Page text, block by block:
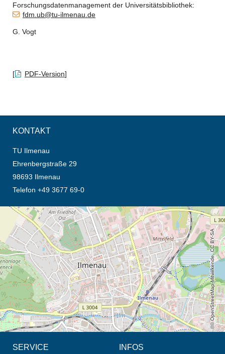
Forschungsdatenmanagement der Universitätsbibliothek:
fdm.ub@tu-ilmenau.de
G. Vogt
[ PDF-Version]
KONTAKT
TU Ilmenau
Ehrenbergstraße 29
98693 Ilmenau
Telefon +49 3677 69-0
Öffnet die Anfahrtsbeschreibung in neuem Tab (Karte)
© OpenStreetMap-Mitwirkende, CC BY-SA
SERVICE INFOS